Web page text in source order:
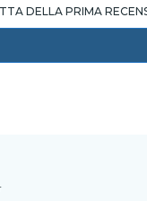
DELLA PRIMA